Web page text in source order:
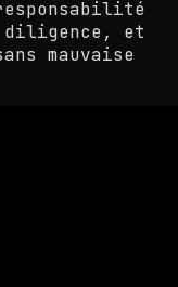
diligence, et
mauvaise